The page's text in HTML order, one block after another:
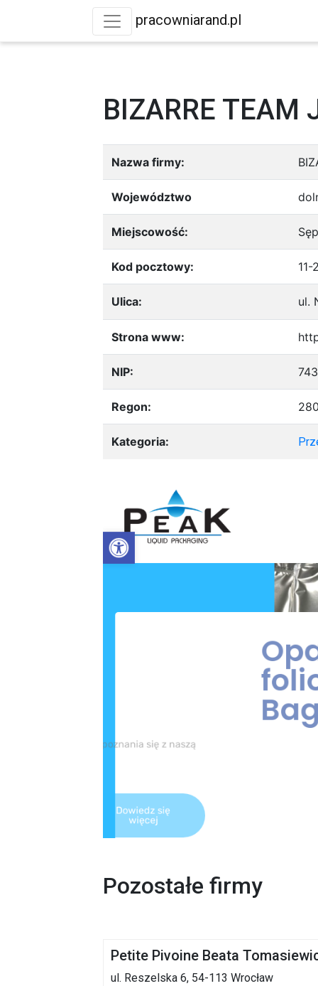
pracowniarand.pl
BIZARRE TEAM
Nazwa firmy:
Województwo
Miejscowość:
Kod pocztowy: 11-
Ulica: ul.
Strona www:
NIP:
Regon:
Kategoria:
Pozostałe firmy
Petite Pivoine Beata
ul. Reszelska 6, 54-113 Wrocław